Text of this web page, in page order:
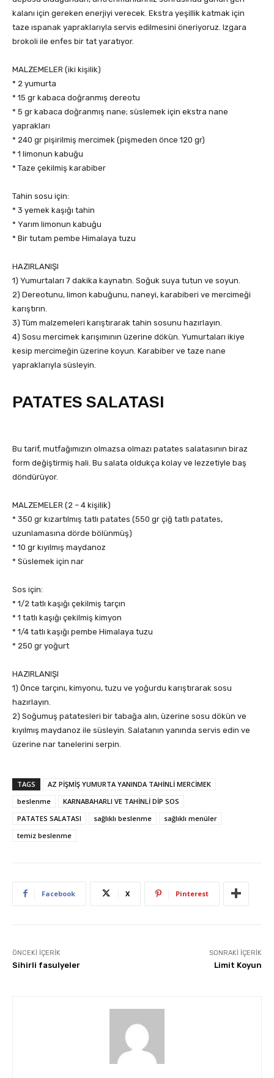
kalanı için gereken enerjiyi verecek. Ekstra yeşillik katmak için
taze ıspanak yapraklarıyla servis edilmesini öneriyoruz. Izgara
brokoli ile enfes bir tat yaratıyor.
MALZEMELER (iki kişilik)
* 2 yumurta
* 15 gr kabaca doğranmış dereotu
* 5 gr kabaca doğranmış nane; süslemek için ekstra nane
yaprakları
* 240 gr pişirilmiş mercimek (pişmeden önce 120 gr)
* 1 limonun kabuğu
* Taze çekilmiş karabiber
Tahin sosu için:
* 3 yemek kaşığı tahin
* Yarım limonun kabuğu
* Bir tutam pembe Himalaya tuzu
HAZIRLANIŞI
1) Yumurtaları 7 dakika kaynatın. Soğuk suya tutun ve soyun.
2) Dereotunu, limon kabuğunu, naneyi, karabiberi ve mercimeği
karıştırın.
3) Tüm malzemeleri karıştırarak tahin sosunu hazırlayın.
4) Sosu mercimek karışımının üzerine dökün. Yumurtaları ikiye
kesip mercimeğin üzerine koyun. Karabiber ve taze nane
yapraklarıyla süsleyin.
PATATES SALATASI
Bu tarif, mutfağımızın olmazsa olmazı patates salatasının biraz
form değiştirmiş hali. Bu salata oldukça kolay ve lezzetiyle baş
döndürüyor.
MALZEMELER (2 – 4 kişilik)
* 350 gr kızartılmış tatlı patates (550 gr çiğ tatlı patates,
uzunlamasına dörde bölünmüş)
* 10 gr kıyılmış maydanoz
* Süslemek için nar
Sos için:
* 1/2 tatlı kaşığı çekilmiş tarçın
* 1 tatlı kaşığı çekilmiş kimyon
* 1/4 tatlı kaşığı pembe Himalaya tuzu
* 250 gr yoğurt
HAZIRLANIŞI
1) Önce tarçını, kimyonu, tuzu ve yoğurdu karıştırarak sosu
hazırlayın.
2) Soğumuş patatesleri bir tabağa alın, üzerine sosu dökün ve
kıyılmış maydanoz ile süsleyin. Salatanın yanında servis edin ve
üzerine nar tanelerini serpin.
TAGS
AZ PİŞMİŞ YUMURTA YANINDA TAHİNLİ MERCİMEK
beslenme
KARNABAHARLI VE TAHİNLİ DİP SOS
PATATES SALATASI
sağlıklı beslenme
sağlıklı menüler
temiz beslenme
Facebook X Pinterest
ÖNCEKI İÇERIK
Sihirli fasulyeler
SONRAKI İÇERIK
Limit Koyun